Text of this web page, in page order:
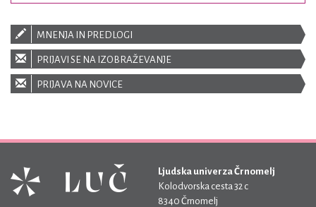
MNENJA IN PREDLOGI
PRIJAVI SE NA IZOBRAŽEVANJE
PRIJAVA NA NOVICE
Ljudska univerza Črnomelj
Kolodvorska cesta 32 c
8340 Črnomelj